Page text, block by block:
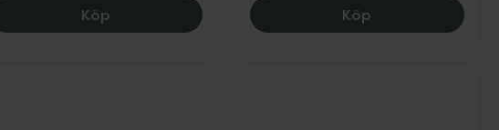
Köp Hylo Eye Care Night, 116.8 kr. Köp Alpine Alpine